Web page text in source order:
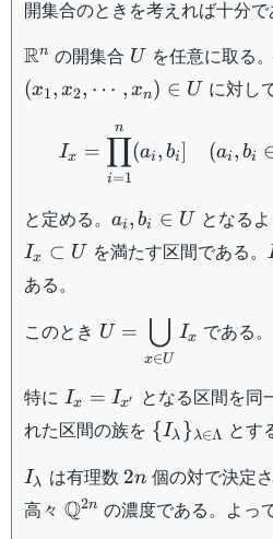
開集合のときを考えれば十分で
\mathbb{R}^n
Rn の開集合 U
Uを任意に取る。
(x1, x2, ⋯ , xn) ∈ U に対し
Ix =
i=1
∏
n
(ai , bi] (ai , bi
と定める。a_i,
b_i
\in
ai , bi ∈ U となる
Ix ⊂ U を満たす区間である。
ある。
このとき U =
\displaystyle
\in U} I_x
U =
x∈U
⋃ Ix である。
特に I_x =
I_{x'}
Ix = Ix′
となる区間を同
れた区間の族を \{
\}_{\lambda
\in
\Lambda}
{Iλ }λ∈Λ とす
I_{\lambda}
Iλ は有理数 2n
2n 個の対で決定
高々 \mathbb{Q}^{2n}
Q2n の濃度である。よっ